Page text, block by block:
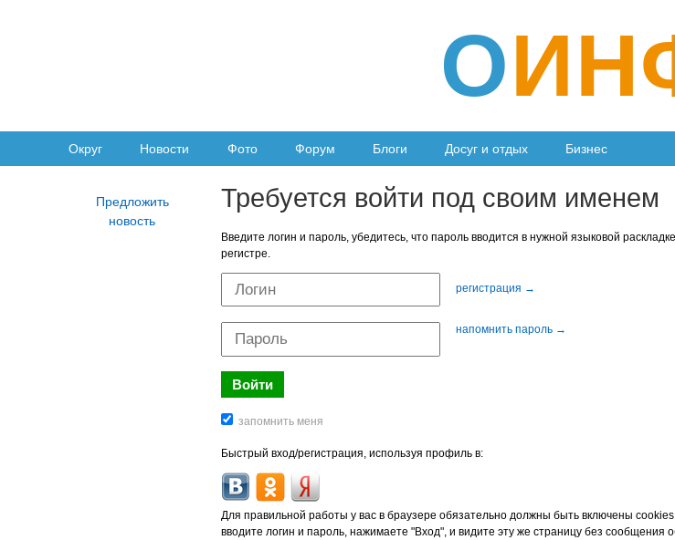
О
Округ Новости Фото Форум Блоги Досуг и отдых Бизнес
Требуется войти под своим именем
Введите логин и пароль, убедитесь, что пароль вводится в нужной языковой
регистре.
регистрация →
напомнить пароль →
Быстрый вход/регистрация, используя профиль в:
Для правильной работы у вас в браузере обязательно должны быть включены
вводите логин и пароль, нажимаете "Вход", и видите эту же страницу без сообщения